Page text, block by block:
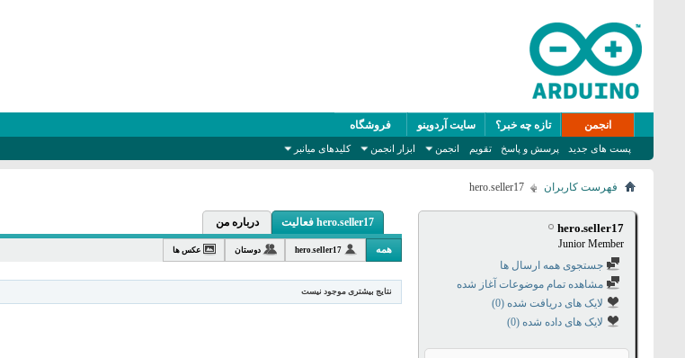
انجمن
پست های جدید پرسش و پاسخ تقویم انجمن ابزار انجمن کلیدهای میانبر
تازه چه خبر؟ سایت آردوینو فروشگاه
فهرست کاربران hero.seller17
hero.seller17
Junior Member
جستجوی همه ارسال ها
مشاهده تمام موضوعات آغاز شده
لایک های دریافت شده (0)
لایک های داده شده (0)
hero.seller17 فعالیت درباره من
همه hero.seller17 دوستان عکس ها
نتایج بیشتری موجود نیست